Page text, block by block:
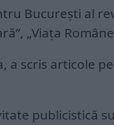
Bucureşti al
„Viaţa
a scris articole
publicistică